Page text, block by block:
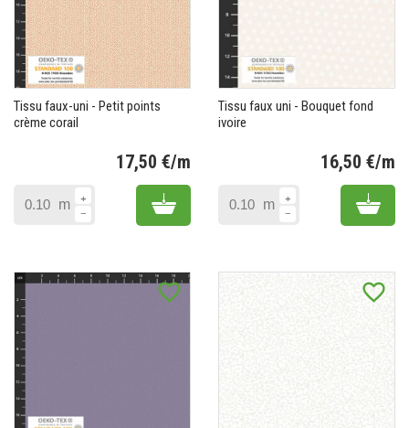
Tissu faux-uni - Petit points
crème corail
17,50 €/m
m Add to cart
Tissu faux uni - Bouquet fond
ivoire
16,50 €/m
m Add
favorite_border favorite_border